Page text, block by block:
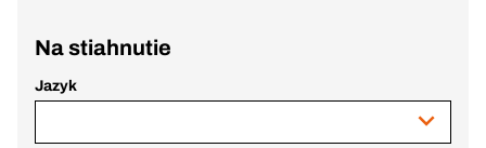
Na stiahnutie
Jazyk